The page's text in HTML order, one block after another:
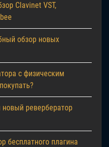
Clavinet VST,
обзор новых
с физическим
новый ревербератор
бесплатного плагина